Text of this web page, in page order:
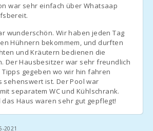
дітей у віком до 16 років.
нам наступну інформацію для
і від′їзду, а також для того, щоб
гостей в Національній Поліції (Це
умови):
war sehr einfach über Whatsaap
wunderschön. Wir haben jeden Tag
Hühnern bekommem, und durften
und Kräutern bedienen die
Der Hausbesitzer war sehr freundlich
gegeben wo wir hin fahren
sehenswert ist. Der Pool war
separatem WC und Kühlschrank.
Haus waren sehr gut gepflegt!
2021